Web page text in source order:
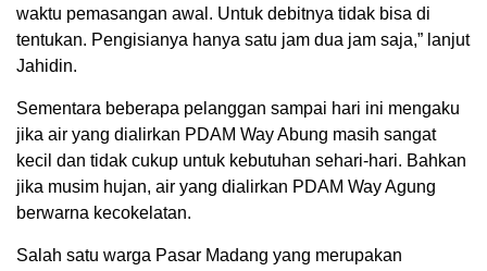
waktu pemasangan awal. Untuk debitnya tidak bisa di
tentukan. Pengisianya hanya satu jam dua jam saja,” lanjut
Jahidin.
Sementara beberapa pelanggan sampai hari ini mengaku
jika air yang dialirkan PDAM Way Abung masih sangat
kecil dan tidak cukup untuk kebutuhan sehari-hari. Bahkan
jika musim hujan, air yang dialirkan PDAM Way Agung
berwarna kecokelatan.
Salah satu warga Pasar Madang yang merupakan